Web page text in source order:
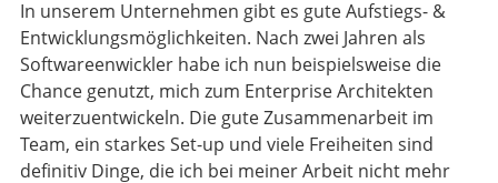
In unserem Unternehmen gibt es gute Aufstiegs- &
Entwicklungsmöglichkeiten. Nach zwei Jahren als
Softwareenwickler habe ich nun beispielsweise die
Chance genutzt, mich zum Enterprise Architekten
weiterzuentwickeln. Die gute Zusammenarbeit im
Team, ein starkes Set-up und viele Freiheiten sind
definitiv Dinge, die ich bei meiner Arbeit nicht mehr